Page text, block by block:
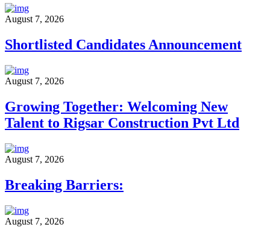
August 7, 2026
Shortlisted Candidates Announcement
August 7, 2026
Growing Together: Welcoming New
Talent to Rigsar Construction Pvt Ltd
August 7, 2026
Breaking Barriers:
August 7, 2026